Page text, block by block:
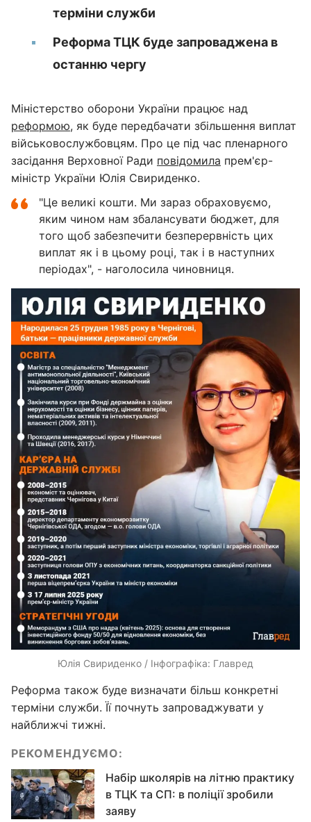
терміни служби
Реформа ТЦК буде запроваджена в
останню чергу
Міністерство оборони України працює над
реформою, як буде передбачати збільшення виплат
військовослужбовцям. Про це під час пленарного
засідання Верховної Ради повідомила прем'єр-
міністр України Юлія Свириденко.
"Це великі кошти. Ми зараз обраховуємо,
яким чином нам збалансувати бюджет, для
того щоб забезпечити безперервність цих
виплат як і в цьому році, так і в наступних
періодах", - наголосила чиновниця.
Юлія Свириденко / Інфографіка: Главред
Реформа також буде визначати більш конкретні
терміни служби. Її почнуть запроваджувати у
найближчі тижні.
РЕКОМЕНДУЄМО:
Набір школярів на літню практику
в ТЦК та СП: в поліції зробили
заяву